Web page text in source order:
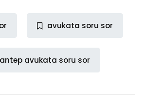
avukata soru sor
avukata soru sor